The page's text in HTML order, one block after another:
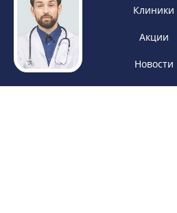
Клиники
Акции
Новости
Политика